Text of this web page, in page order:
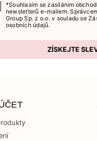
*Souhlasím se zasíláním
newsletterů e-mailem.
Group Sp. z o.o. v souladu se
osobních údajů.
ZÍSKEJTE